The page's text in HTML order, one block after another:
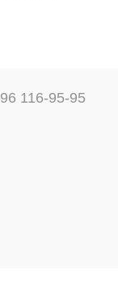
116-95-95